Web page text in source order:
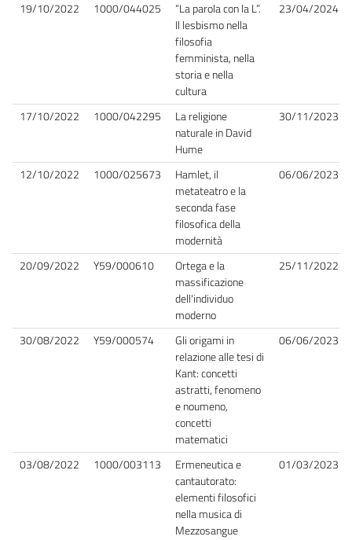
19/10/2022 1000/044025
“La parola con la L”.
Il lesbismo nella
filosofia
femminista, nella
storia e nella
cultura
23/04/2024
17/10/2022 1000/042295
La religione
naturale in David
Hume
30/11/2023
12/10/2022 1000/025673
Hamlet, il
metateatro e la
seconda fase
filosofica della
modernità
06/06/2023
20/09/2022 Y59/000610
Ortega e la
massificazione
dell'individuo
moderno
25/11/2022
30/08/2022 Y59/000574
Gli origami in
relazione alle tesi di
Kant: concetti
astratti, fenomeno
e noumeno,
concetti
matematici
06/06/2023
03/08/2022 1000/003113
Ermeneutica e
cantautorato:
elementi filosofici
nella musica di
Mezzosangue
01/03/2023